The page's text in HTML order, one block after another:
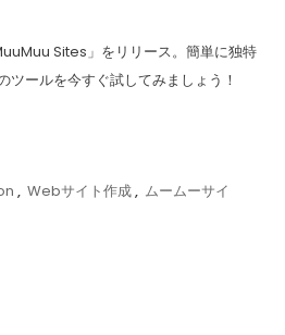
Sites」をリリース。簡単に独特
ールを今すぐ試してみましょう！
, Webサイト作成, ムームーサイ